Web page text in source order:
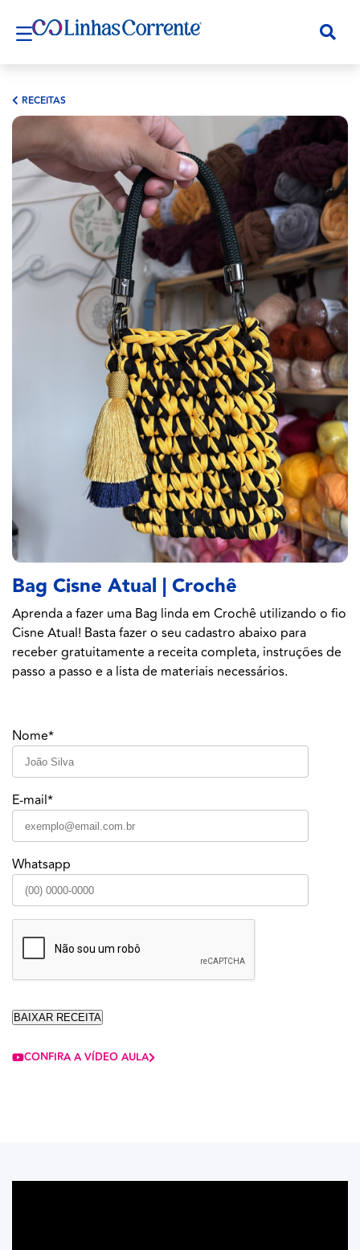
RECEITAS
Bag Cisne Atual | Crochê
Aprenda a fazer uma Bag linda em Crochê utilizando o fio
Cisne Atual! Basta fazer o seu cadastro abaixo para
receber gratuitamente a receita completa, instruções de
passo a passo e a lista de materiais necessários.
Nome*
E-mail*
Whatsapp
CONFIRA A VÍDEO AULA